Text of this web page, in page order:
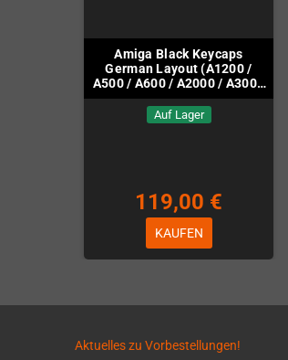
Amiga Black Keycaps
German Layout (A1200 /
A500 / A600 / A2000 / A3000
/ A4000)
Auf Lager
119,00 €
KAUFEN
Aktuelles zu Vorbestellungen!